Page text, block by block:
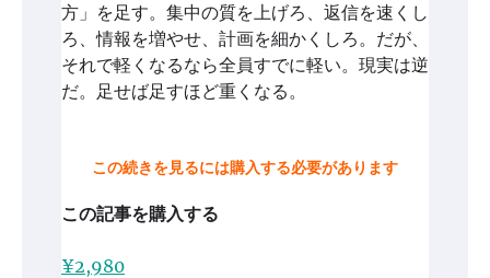
方」を足す。集中の質を上げろ、返信を速くし
ろ、情報を増やせ、計画を細かくしろ。だが、
それで軽くなるなら全員すでに軽い。現実は逆
だ。足せば足すほど重くなる。
この続きを見るには購入する必要があります
この記事を購入する
¥2,980